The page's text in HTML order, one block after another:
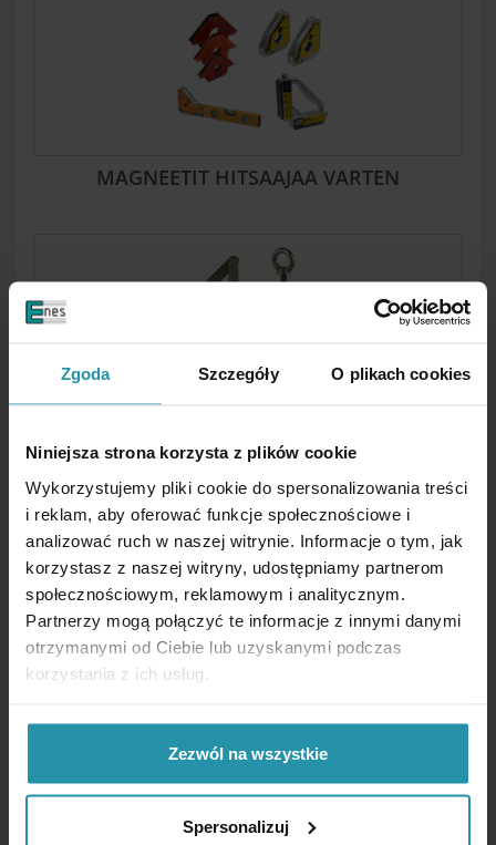
Zgoda Szczegóły O plikach cookies
Niniejsza strona korzysta z plików cookie
Wykorzystujemy pliki cookie do spersonalizowania treści
i reklam, aby oferować funkcje społecznościowe i
analizować ruch w naszej witrynie. Informacje o tym, jak
korzystasz z naszej witryny, udostępniamy partnerom
społecznościowym, reklamowym i analitycznym.
Partnerzy mogą połączyć te informacje z innymi danymi
otrzymanymi od Ciebie lub uzyskanymi podczas
korzystania z ich usług.
Zezwól na wszystkie
Spersonalizuj
MAGNEETIT HITSAAJAA VARTEN
MAGNEETTIJALUSTAT, RUUVIPURISTIMET,